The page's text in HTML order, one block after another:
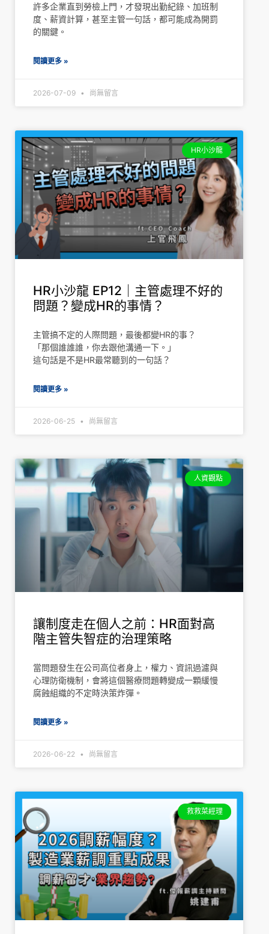
許多企業直到勞檢上門，才發現出勤紀錄、加班制
度、薪資計算，甚至主管一句話，都可能成為開罰
的關鍵。
閱讀更多 »
2026-07-09 尚無留言
HR小沙龍
HR小沙龍 EP12｜主管處理不好的
問題？變成HR的事情？
主管搞不定的人際問題，最後都變HR的事？
「那個誰誰誰，你去跟他溝通一下。」
這句話是不是HR最常聽到的一句話？
閱讀更多 »
2026-06-25 尚無留言
人資觀點
讓制度走在個人之前：HR面對高
階主管失智症的治理策略
當問題發生在公司高位者身上，權力、資訊過濾與
心理防衛機制，會將這個醫療問題轉變成一顆緩慢
腐蝕組織的不定時決策炸彈。
閱讀更多 »
2026-06-22 尚無留言
救救菜經理